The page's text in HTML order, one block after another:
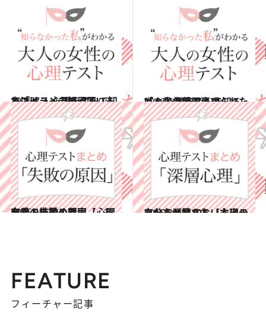
2016.7.2
レストランで怒っているわけは？ 心理テストで知る「イライラの原因」
占い 2016.6.11
どんな言葉で褒められたい？ 心理テストで知る「人生の重要事項」
占い
2015.12.30
恋愛・結婚・仕事……あなたの失敗の原因【心理テストまとめ7】
占い 2015.8.21
あなたが知らない本当の自分を発見する【心理テストまとめ10】
占い
FEATURE
フィーチャー記事